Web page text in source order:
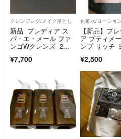
クレンジング/メイク落とし
新品 プレディア ス
パ・エ・メール ファ
ンゴWクレンズ 2
¥7,700
化粧水/ローション
【新品】プ
ア プティメ
ンプ リッチ
¥2,500